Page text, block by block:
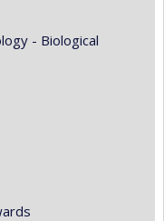
- Biological